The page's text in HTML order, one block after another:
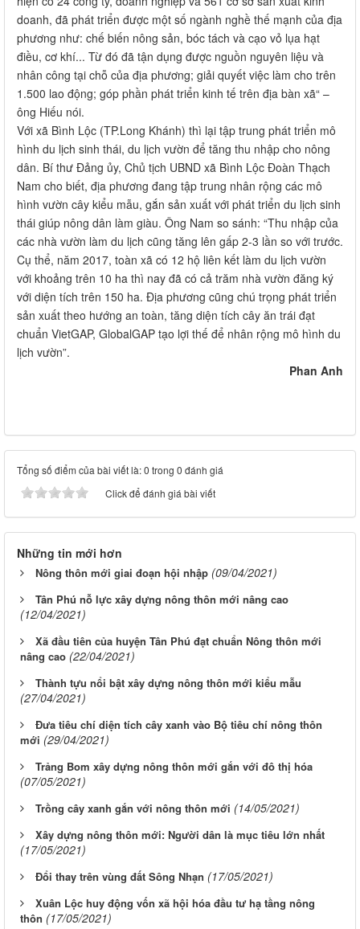
doanh, đã phát triển được một số ngành nghề thế mạnh của địa
phương như: chế biến nông sản, bóc tách và cạo vỏ lụa hạt
điều, cơ khí... Từ đó đã tận dụng được nguồn nguyên liệu và
nhân công tại chỗ của địa phương; giải quyết việc làm cho trên
1.500 lao động; góp phần phát triển kinh tế trên địa bàn xã“ –
ông Hiếu nói.
Với xã Bình Lộc (TP.Long Khánh) thì lại tập trung phát triển mô
hình du lịch sinh thái, du lịch vườn để tăng thu nhập cho nông
dân. Bí thư Đảng ủy, Chủ tịch UBND xã Bình Lộc Đoàn Thạch
Nam cho biết, địa phương đang tập trung nhân rộng các mô
hình vườn cây kiểu mẫu, gắn sản xuất với phát triển du lịch sinh
thái giúp nông dân làm giàu. Ông Nam so sánh: “Thu nhập của
các nhà vườn làm du lịch cũng tăng lên gấp 2-3 lần so với trước.
Cụ thể, năm 2017, toàn xã có 12 hộ liên kết làm du lịch vườn
với khoảng trên 10 ha thì nay đã có cả trăm nhà vườn đăng ký
với diện tích trên 150 ha. Địa phương cũng chú trọng phát triển
sản xuất theo hướng an toàn, tăng diện tích cây ăn trái đạt
chuẩn VietGAP, GlobalGAP tạo lợi thế để nhân rộng mô hình du
lịch vườn”.
Phan Anh
Tổng số điểm của bài viết là: 0 trong 0 đánh giá
Click để đánh giá bài viết
Những tin mới hơn
Nông thôn mới giai đoạn hội nhập (09/04/2021)
Tân Phú nỗ lực xây dựng nông thôn mới nâng cao
(12/04/2021)
Xã đầu tiên của huyện Tân Phú đạt chuẩn Nông thôn mới
nâng cao (22/04/2021)
Thành tựu nổi bật xây dựng nông thôn mới kiểu mẫu
(27/04/2021)
Đưa tiêu chí diện tích cây xanh vào Bộ tiêu chí nông thôn
mới (29/04/2021)
Trảng Bom xây dựng nông thôn mới gắn với đô thị hóa
(07/05/2021)
Trồng cây xanh gắn với nông thôn mới (14/05/2021)
Xây dựng nông thôn mới: Người dân là mục tiêu lớn nhất
(17/05/2021)
Đổi thay trên vùng đất Sông Nhạn (17/05/2021)
Xuân Lộc huy động vốn xã hội hóa đầu tư hạ tầng nông
thôn (17/05/2021)